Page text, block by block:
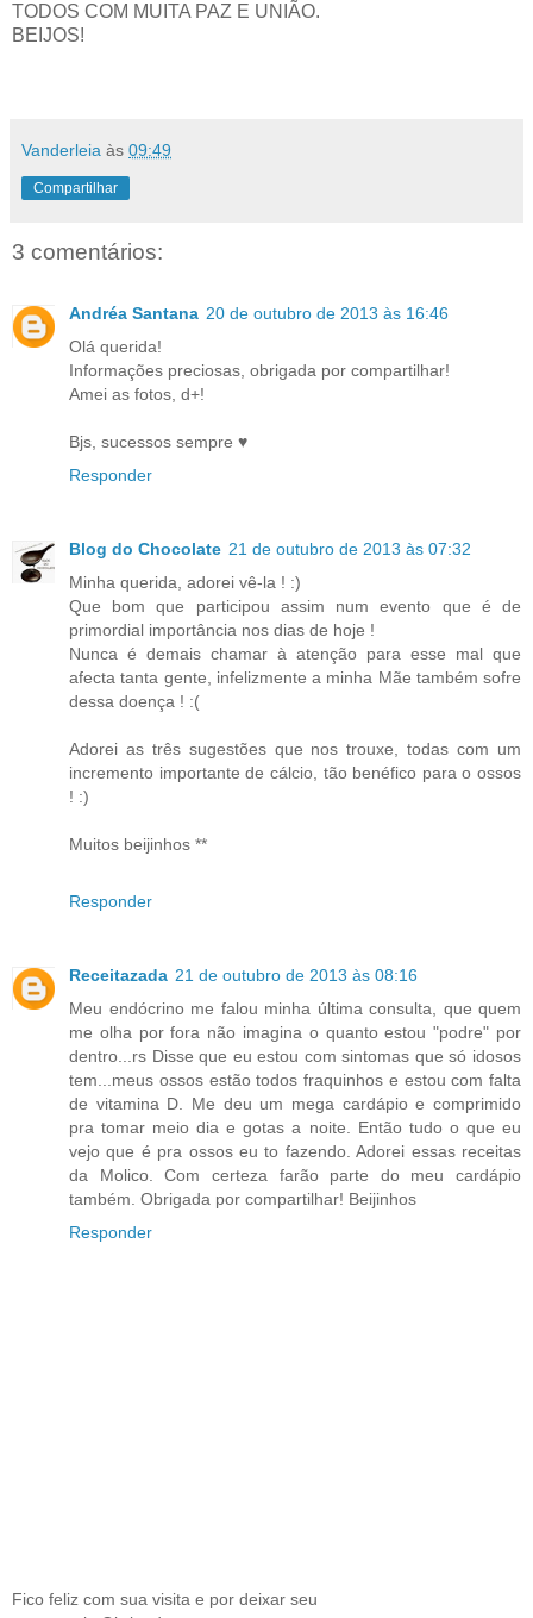
TODOS COM MUITA PAZ E UNIÃO.
BEIJOS!
Vanderleia às 09:49
Compartilhar
3 comentários:
Andréa Santana 20 de outubro de 2013 às 16:46
Olá querida!
Informações preciosas, obrigada por compartilhar!
Amei as fotos, d+!
Bjs, sucessos sempre ♥
Responder
Blog do Chocolate 21 de outubro de 2013 às 07:32
Minha querida, adorei vê-la ! :)
Que bom que participou assim num evento que é de
primordial importância nos dias de hoje !
Nunca é demais chamar à atenção para esse mal que
afecta tanta gente, infelizmente a minha Mãe também sofre
dessa doença ! :(
Adorei as três sugestões que nos trouxe, todas com um
incremento importante de cálcio, tão benéfico para o ossos
! :)
Muitos beijinhos **
Responder
Receitazada 21 de outubro de 2013 às 08:16
Meu endócrino me falou minha última consulta, que quem
me olha por fora não imagina o quanto estou "podre" por
dentro...rs Disse que eu estou com sintomas que só idosos
tem...meus ossos estão todos fraquinhos e estou com falta
de vitamina D. Me deu um mega cardápio e comprimido
pra tomar meio dia e gotas a noite. Então tudo o que eu
vejo que é pra ossos eu to fazendo. Adorei essas receitas
da Molico. Com certeza farão parte do meu cardápio
também. Obrigada por compartilhar! Beijinhos
Responder
Fico feliz com sua visita e por deixar seu